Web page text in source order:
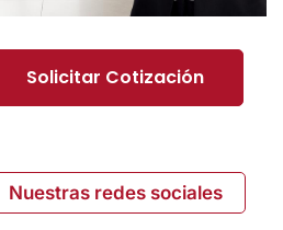
Solicitar Cotización
Nuestras redes sociales